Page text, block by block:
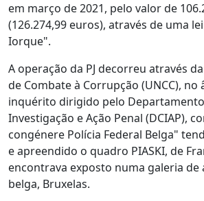
em março de 2021, pelo valor de
(126.274,99 euros), através de uma
Iorque".
A operação da PJ decorreu através
de Combate à Corrupção (UNCC), no
inquérito dirigido pelo
Investigação e Ação Penal (DCIAP),
congénere Polícia Federal Belga"
e apreendido o quadro PIASKI, de
encontrava exposto numa galeria de
belga, Bruxelas.